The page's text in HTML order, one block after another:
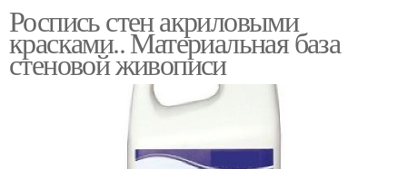
Роспись стен акриловыми
красками.. Материальная база
стеновой живописи